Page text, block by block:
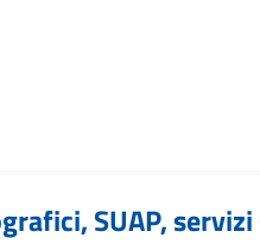
SUAP,